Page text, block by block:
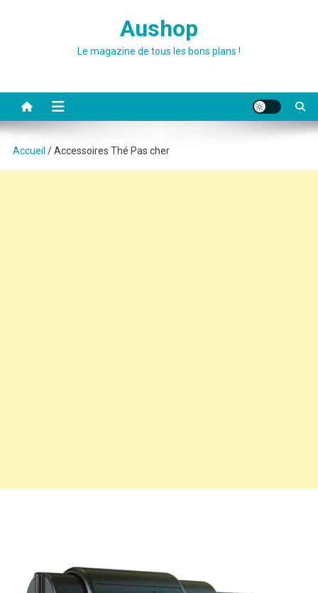
Aushop
Le magazine de tous les bons plans !
Accueil / Accessoires Thé Pas cher